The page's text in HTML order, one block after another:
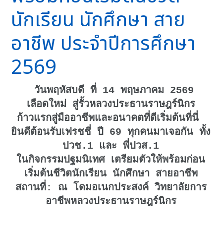
นักเรียน นักศึกษา สาย
อาชีพ ประจำปีการศึกษา
2569
วันพฤหัสบดี ที่ 14 พฤษภาคม 2569
เลือดใหม่ สู่รั้วหลวงประธานราษฎร์นิกร
ก้าวแรกสู่มืออาชีพและอนาคตที่ดีเริ่มต้นที่นี่
ยินดีต้อนรับเฟรชชี่ ปี 69 ทุกคนมาเจอกัน ทั้ง
ปวช.1 และ พี่ปวส.1
ในกิจกรรมปฐมนิเทศ เตรียมตัวให้พร้อมก่อน
เริ่มต้นชีวิตนักเรียน นักศึกษา สายอาชีพ
สถานที่: ณ โดมอเนกประสงค์ วิทยาลัยการ
อาชีพหลวงประธานราษฎร์นิกร